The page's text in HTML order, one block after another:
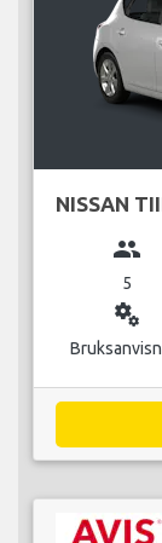
NISSAN
group
5
miscellaneous_services